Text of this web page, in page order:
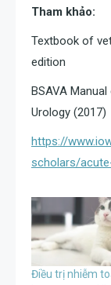
Tham khảo:
Textbook of
edition
BSAVA
Urology (2017)
https://
scholars/
Điều trị nhiễm